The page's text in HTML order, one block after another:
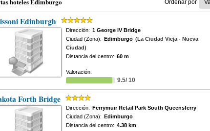
hoteles Edimburgo Ordenar por
Edinburgh
Dirección: 1 George IV Bridge
Ciudad (Zona): Edimburgo (La Ciudad Vieja - Nueva
Ciudad)
Distancia del centro: 60 m
Valoración:
9.5/ 10
Forth Bridge
Dirección: Ferrymuir Retail Park South Queensferry
Ciudad (Zona): Edimburgo
Distancia del centro: 4.38 km